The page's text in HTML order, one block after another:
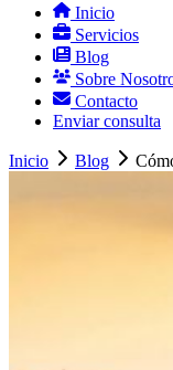
Inicio
Servicios
Blog
Sobre
Contacto
Enviar consulta
Inicio Blog